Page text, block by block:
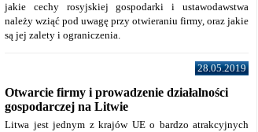
jakie cechy rosyjskiej gospodarki i ustawodawstwa
należy wziąć pod uwagę przy otwieraniu firmy, oraz jakie
są jej zalety i ograniczenia.
28.05.2019
Otwarcie firmy i prowadzenie działalności
gospodarczej na Litwie
Litwa jest jednym z krajów UE o bardzo atrakcyjnych